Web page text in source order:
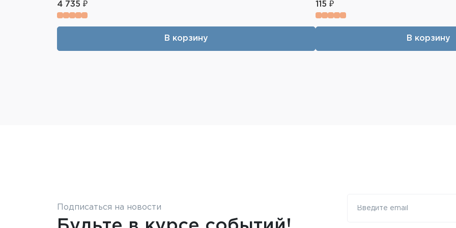
4 735 ₽
В корзину
115 ₽
В корзину
Подписаться на новости